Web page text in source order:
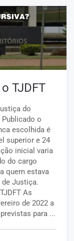
TJDFT
do
o
escolhida é
superior e 24
inicial varia
do cargo
quem estava
de Justiça.
As
de 2022 a
para ...